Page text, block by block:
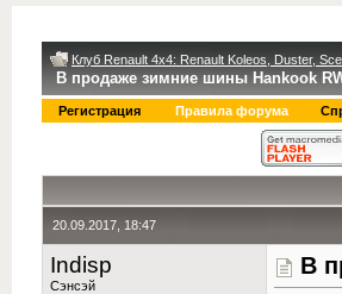
Клуб Renault 4x4: Renault Koleos, Duster,
В продаже зимние шины Hankook
Регистрация Правила форума
20.09.2017, 18:47
Indisp
Сэнсэй
В